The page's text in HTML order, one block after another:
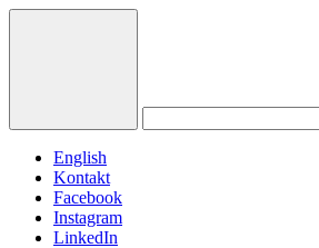
English
Kontakt
Facebook
Instagram
LinkedIn